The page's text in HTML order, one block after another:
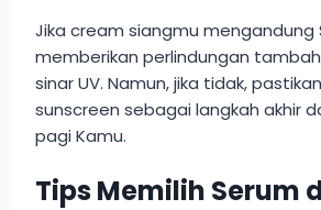
Jika cream siangmu mengandung
memberikan perlindungan
sinar UV. Namun, jika tidak,
sunscreen sebagai langkah akhir
pagi Kamu.
Tips Memilih Serum